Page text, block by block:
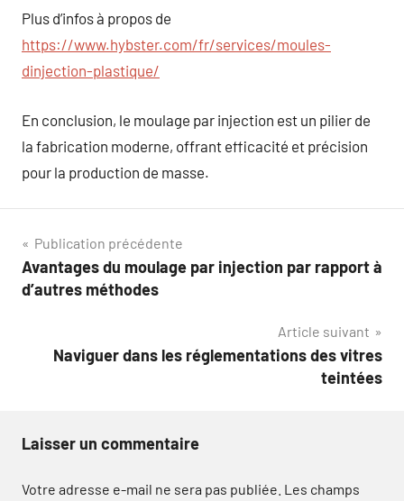
Plus d’infos à propos de
https://www.hybster.com/fr/services/moules-
dinjection-plastique/
En conclusion, le moulage par injection est un pilier de
la fabrication moderne, offrant efficacité et précision
pour la production de masse.
Navigation
de
Publication précédente
Avantages du moulage par injection par rapport à
d’autres méthodes
Article suivant
Naviguer dans les réglementations des vitres
teintées
Laisser un commentaire
Votre adresse e-mail ne sera pas publiée. Les champs